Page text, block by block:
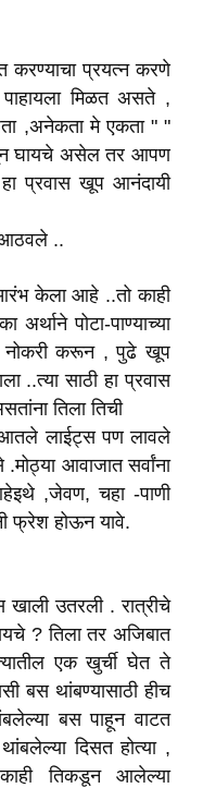
करण्याचा प्रयत्न करणे
मिळत असते ,
,अनेकता मे एकता " "
घायचे असेल तर आपण
प्रवास खूप आनंदायी
आठवले ..
केला आहे ..तो काही
अर्थाने पोटा-पाण्याच्या
नोकरी करून , पुढे खूप
..त्या साठी हा प्रवास
तिला तिची
लाईट्स पण लावले
आवाजात सर्वांना
,जेवण, चहा -पाणी
फ्रेश होऊन यावे.
खाली उतरली . रात्रीचे
? तिला तर अजिबात
एक खुर्ची घेत ते
बस थांबण्यासाठी हीच
बस पाहून वाटत
दिसत होत्या ,
तिकडून आलेल्या